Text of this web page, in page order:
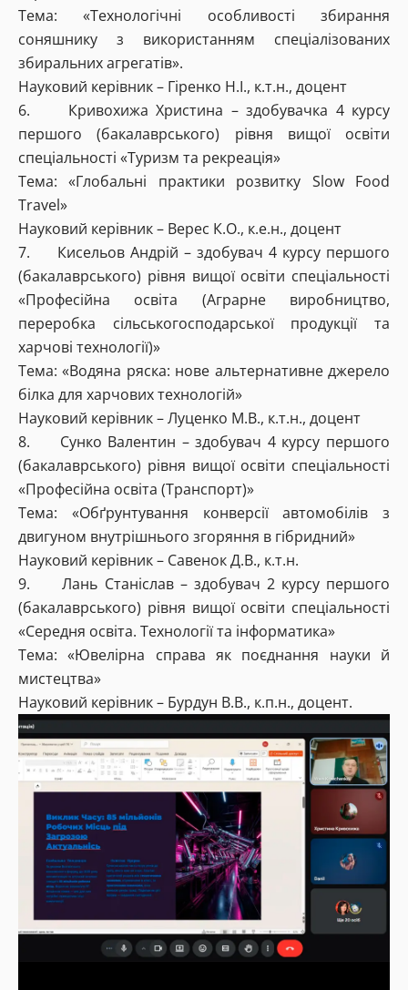
Тема: «Технологічні особливості збирання
соняшнику з використанням спеціалізованих
збиральних агрегатів».
Науковий керівник – Гіренко Н.І., к.т.н., доцент
6. Кривохижа Христина – здобувачка 4 курсу
першого (бакалаврського) рівня вищої освіти
спеціальності «Туризм та рекреація»
Тема: «Глобальні практики розвитку Slow Food
Travel»
Науковий керівник – Верес К.О., к.е.н., доцент
7. Кисельов Андрій – здобувач 4 курсу першого
(бакалаврського) рівня вищої освіти спеціальності
«Професійна освіта (Аграрне виробництво,
переробка сільськогосподарської продукції та
харчові технології)»
Тема: «Водяна ряска: нове альтернативне джерело
білка для харчових технологій»
Науковий керівник –Луценко М.В., к.т.н., доцент
8. Сунко Валентин – здобувач 4 курсу першого
(бакалаврського) рівня вищої освіти спеціальності
«Професійна освіта (Транспорт)»
Тема: «Обґрунтування конверсії автомобілів з
двигуном внутрішнього згоряння в гібридний»
Науковий керівник – Савенок Д.В., к.т.н.
9. Лань Станіслав – здобувач 2 курсу першого
(бакалаврського) рівня вищої освіти спеціальності
«Середня освіта. Технології та інформатика»
Тема: «Ювелірна справа як поєднання науки й
мистецтва»
Науковий керівник – Бурдун В.В., к.п.н., доцент.